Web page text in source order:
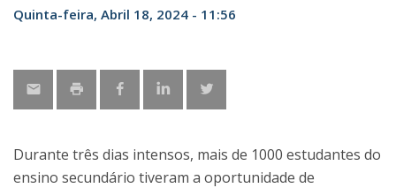
Quinta-feira, Abril 18, 2024 - 11:56
Durante três dias intensos, mais de 1000 estudantes do
ensino secundário tiveram a oportunidade de